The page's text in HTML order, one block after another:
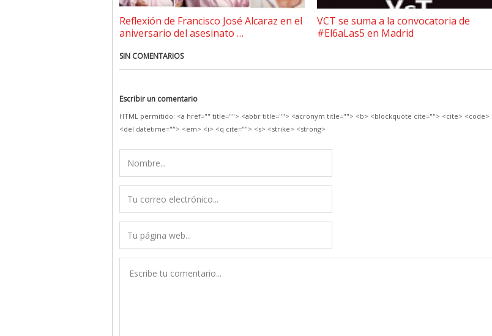
Reflexión de Francisco José Alcaraz en el
aniversario del asesinato …
VCT se suma a la convocatoria de
#El6aLas5 en Madrid
SIN COMENTARIOS
Escribir un comentario
HTML permitido: <a href="" title=""> <abbr title=""> <acronym title=""> <b> <blockquote cite=""> <cite> <code>
<del datetime=""> <em> <i> <q cite=""> <s> <strike> <strong>